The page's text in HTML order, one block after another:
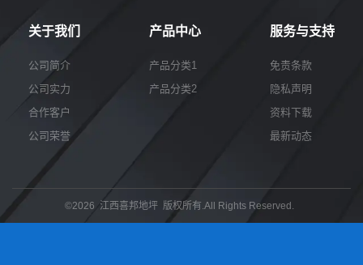
关于我们
公司简介
公司实力
合作客户
公司荣誉
产品中心
产品分类1
产品分类2
服务与支持
免责条款
隐私声明
资料下载
最新动态
©2026 江西喜邦地坪 版权所有.All Rights Reserved.